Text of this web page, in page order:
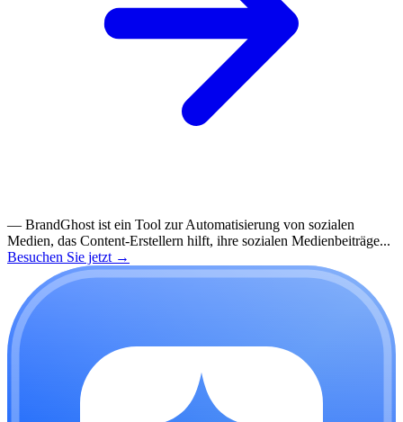
— BrandGhost ist ein Tool zur Automatisierung von sozialen
Medien, das Content-Erstellern hilft, ihre sozialen Medienbeiträge...
Besuchen Sie jetzt →